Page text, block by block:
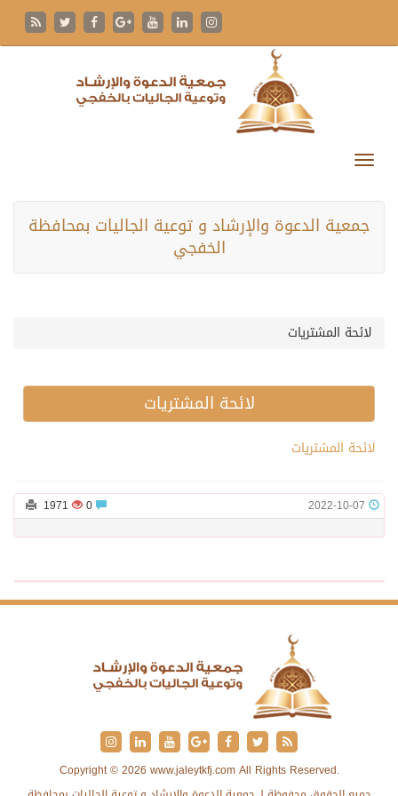
جمعية الدعوة والإرشاد و توعية الجاليات بمحافظة
الخفجي
لائحة المشتريات
لائحة المشتريات
لائحة المشتريات
2022-10-07
1971
Copyright © 2026 www.jaleytkfj.com All Rights Reserved.